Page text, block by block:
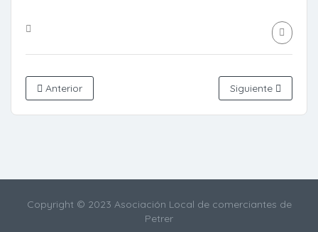
Anterior Siguiente
Copyright © 2023 Asociación Local de comerciantes de
Petrer